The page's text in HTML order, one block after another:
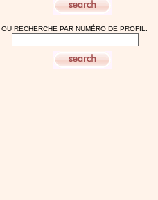
OU RECHERCHE PAR NUMÉRO DE PROFIL: